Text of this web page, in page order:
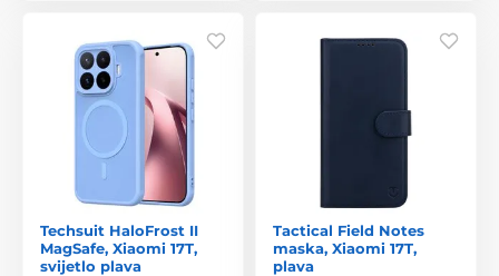
Techsuit HaloFrost II
MagSafe, Xiaomi 17T,
svijetlo plava
Tactical Field Notes
maska, Xiaomi 17T,
plava